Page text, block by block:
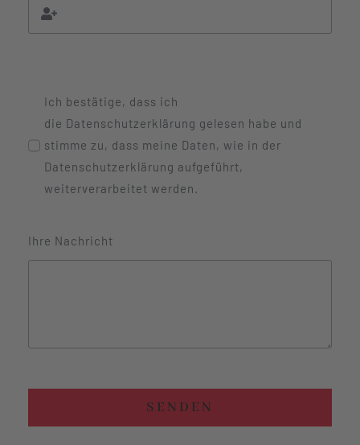
Ich bestätige, dass ich
die Datenschutzerklärung gelesen habe und
stimme zu, dass meine Daten, wie in der
Datenschutzerklärung aufgeführt,
weiterverarbeitet werden.
Ihre Nachricht
SENDEN